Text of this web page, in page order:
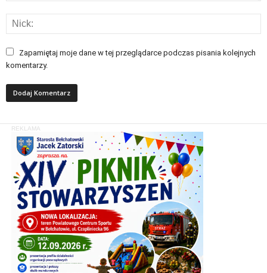
Zapamiętaj moje dane w tej przeglądarce podczas pisania kolejnych
komentarzy.
REKLAMA